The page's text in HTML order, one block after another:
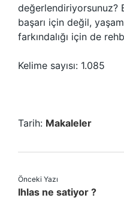
değerlendiriyorsunuz?
başarı için değil,
farkındalığı için de
Kelime sayısı: 1.085
Tarih: Makaleler
Önceki Yazı
Ihlas ne satiyor ?